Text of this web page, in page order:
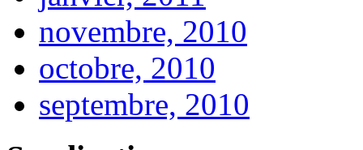
novembre, 2010
octobre, 2010
septembre, 2010